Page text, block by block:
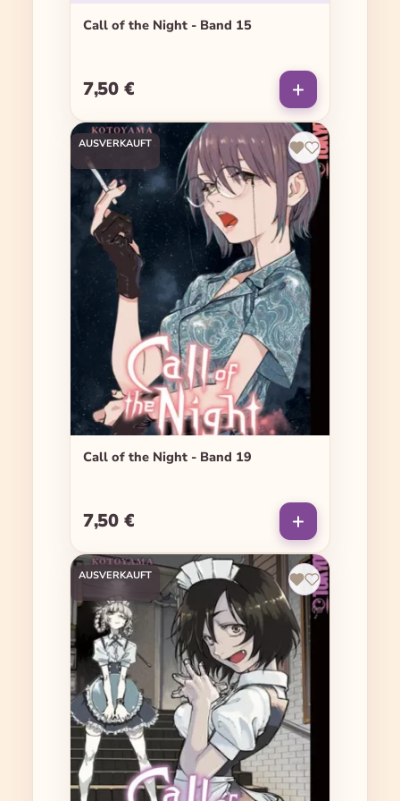
Call of the Night - Band 15
Regulärer Preis:
7,50 €
AUSVERKAUFT
Call of the Night - Band 19
Regulärer Preis:
7,50 €
AUSVERKAUFT